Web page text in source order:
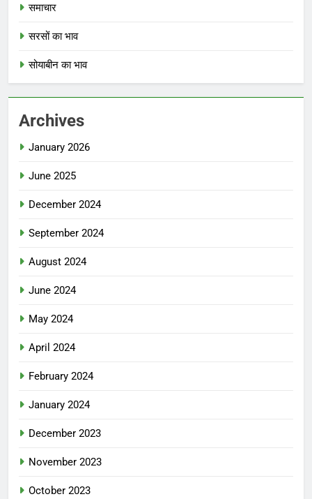
समाचार
सरसों का भाव
सोयाबीन का भाव
Archives
January 2026
June 2025
December 2024
September 2024
August 2024
June 2024
May 2024
April 2024
February 2024
January 2024
December 2023
November 2023
October 2023